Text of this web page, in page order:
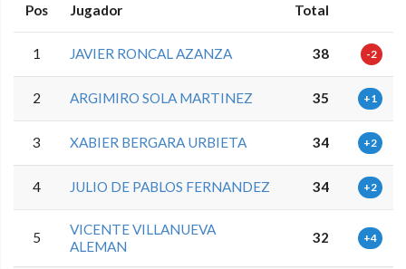
Pos Jugador Total
1 JAVIER RONCAL AZANZA 38 -2
2 ARGIMIRO SOLA MARTINEZ 35 +1
3 XABIER BERGARA URBIETA 34 +2
4 JULIO DE PABLOS FERNANDEZ 34 +2
5
VICENTE VILLANUEVA
ALEMAN
32 +4